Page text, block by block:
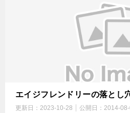
エイジフレンドリーの落とし
更新日： 2023-10-28 公開日： 2014-